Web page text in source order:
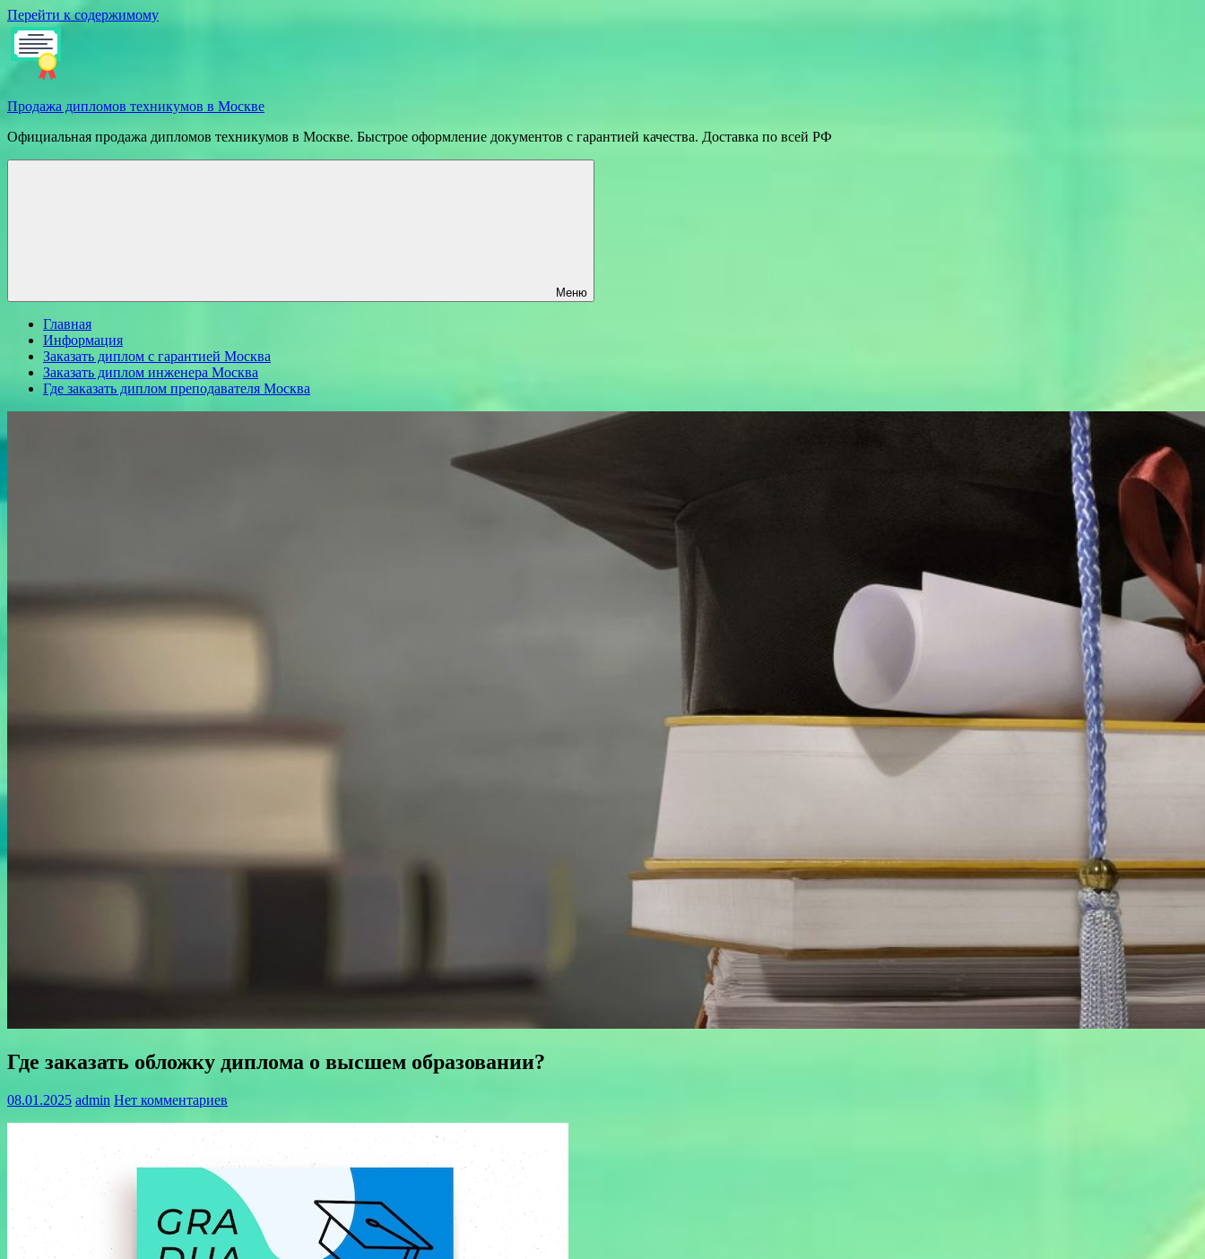
Перейти к содержимому
Продажа дипломов техникумов в Москве
Официальная продажа дипломов техникумов в Москве. Быстрое оформление документов с гарантией качества. Доставка по всей РФ
Меню
Главная
Информация
Заказать диплом с гарантией Москва
Заказать диплом инженера Москва
Где заказать диплом преподавателя Москва
Где заказать обложку диплома о высшем образовании?
08.01.2025 admin Нет комментариев